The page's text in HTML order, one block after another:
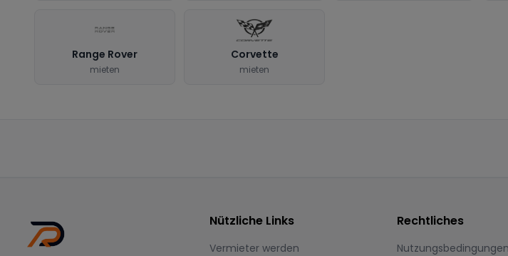
Range Rover
mieten
Corvette
mieten
Nützliche Links
Vermieter werden
Rechtliches
Nutzungsbedingungen